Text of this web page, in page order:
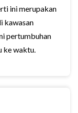
ini merupakan
kawasan
pertumbuhan
ke waktu.